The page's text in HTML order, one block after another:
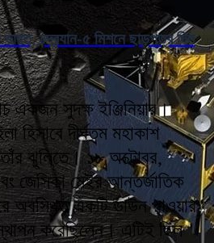
ভারত, চন্দ্রযান-৫ মিশনে ছাড়পত্র দিল
একজন সুদক্ষ ইঞ্জিনিয়ার।
হিসাবে দীর্ঘতম মহাকাশ
ঝুলিতে। ১৮ অক্টোবর,
জেসিকা মেইর আন্তর্জাতিক
অবস্থিত একটি ডাউন পাওয়ার
করেছিলেন। এটিই ছিল